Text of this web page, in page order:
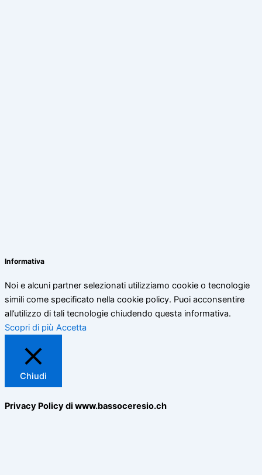
Informativa
Noi e alcuni partner selezionati utilizziamo cookie o tecnologie
simili come specificato nella cookie policy. Puoi acconsentire
all’utilizzo di tali tecnologie chiudendo questa informativa.
Scopri di più Accetta
Chiudi
Privacy Policy di www.bassoceresio.ch